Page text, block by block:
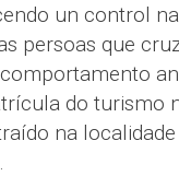
un control
persoas que
do turismo
na